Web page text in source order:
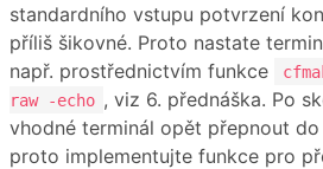
standardního vstupu potvrzení
příliš šikovné. Proto nastate
např. prostřednictvím funkce
raw -echo , viz 6. přednáška. Po
vhodné terminál opět přepnout
proto implementujte funkce pro